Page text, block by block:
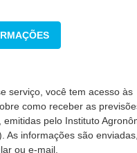
serviço, você tem acesso às
como receber as
emitidas pelo Instituto
As informações são
ou e-mail.